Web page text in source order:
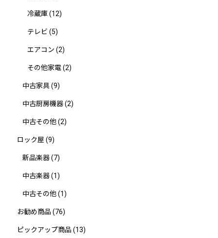
冷蔵庫(12)
テレビ (5)
エアコン (2)
その他家電(2)
中古家具(9)
中古厨房機器(2)
中古その他(2)
ロック屋 (9)
新品楽器(7)
中古楽器(1)
中古その他(1)
お勧め商品 (76)
ピックアップ商品 (13)